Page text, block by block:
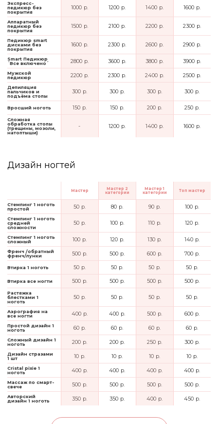
Экспресс-
педикюр без
покрытия
1000 р. 1200 р. 1400 р. 1600 р.
Аппаратный
педикюр без
покрытия
1500 р. 2100 р. 2200 р. 2300 р.
Педикюр smart
дисками без
покрытия
1600 р. 2300 р. 2600 р. 2900 р.
Smart Педикюр
´Все включено´
2800 р. 3600 р. 3800 р. 3900 р.
Мужской
педикюр
2200 р. 2300 р. 2400 р. 2500 р.
Депиляция
пальчиков и
подъёма стопы
300 р. 300 р. 300 р. 300 р.
Вросший ноготь 150 р. 150 р. 200 р. 250 р.
Сложная
обработка стопы
(трещины, мозоли,
натоптыши)
- 1200 р. 1400 р. 1600 р.
Дизайн ногтей
Стемпинг 1 ноготь
простой
50 р. 80 р. 90 р. 100 р.
Стемпинг 1 ноготь
средней
сложности
50 р. 100 р. 110 р. 120 р.
Стемпинг 1 ноготь
сложный
100 р. 120 р. 130 р. 140 р.
Френч /обратный
френч/лунки
500 р. 500 р. 600 р. 700 р.
Втирка 1 ноготь 50 р. 50 р. 50 р. 50 р.
Втирка все ногти 500 р. 500 р. 500 р. 500 р.
Растяжка
блестками 1
ноготь
50 р. 50 р. 50 р. 50 р.
Аэрография на
все ногти
400 р. 400 р. 500 р. 600 р.
Простой дизайн 1
ноготь
60 р. 60 р. 60 р. 60 р.
Сложный дизайн 1
ноготь
200 р. 200 р. 250 р. 300 р.
Дизайн стразами
1 шт
10 р. 10 р. 10 р. 10 р.
Cristal pixie 1
ноготь
400 р. 400 р. 400 р. 400 р.
Массаж по смарт-
свече
500 р. 500 р. 500 р. 500 р.
Авторский
дизайн 1 ноготь
350 р. 350 р. 400 р. 450 р.
Мастер
Мастер 2
категории
Мастер 1
категории
Топ мастер